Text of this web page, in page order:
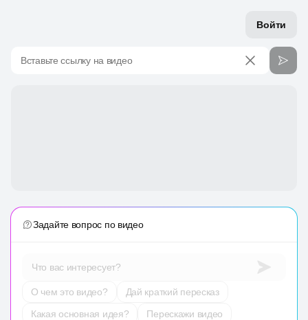
Войти
Вставьте ссылку на видео
Задайте вопрос по видео
Что вас интересует?
О чем это видео?
Дай краткий пересказ
Какая основная идея?
Перескажи видео